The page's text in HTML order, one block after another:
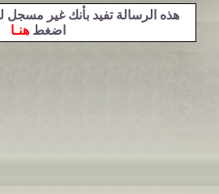
هذه الرسالة تفيد بأنك غير مسجل
اضغط هنـا